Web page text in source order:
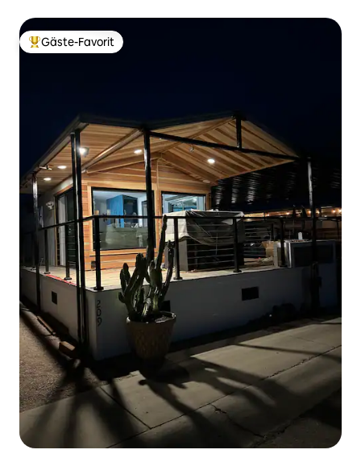
Beliebter Gäste-Favorit.
Gäste-Favorit